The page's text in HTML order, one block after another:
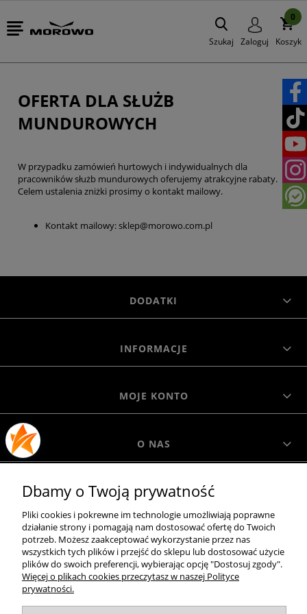
Szukaj Zaloguj Koszyk
0
OFERTA DLA SŁUŻB
MUNDUROWYCH
W przypadku zamówień hurtowych i indywidualnych dla
pracowników służb mundurowych oferujemy atrakcyjne rabaty.
Celem ustalenia zniżki prosimy o kontakt mailowy.
Kontakt mailowy:sklep@morowo.com.pl
DODATKI
INFORMACJE
MOJE KONTO
O NAS
MOROWO
WSZELKIE PRAWA ZASTRZEŻONE MOROWO © 2018
realizacja:
Dbamy o Twoją prywatność
Pliki cookies i pokrewne im technologie umożliwiają poprawne
działanie strony i pomagają nam dostosować ofertę do Twoich
potrzeb. Możesz zaakceptować wykorzystanie przez nas
wszystkich tych plików i przejść do sklepu lub dostosować użycie
plików do swoich preferencji, wybierając opcję "Dostosuj zgody".
Więcej o plikach cookies przeczytasz w naszej Polityce
prywatności.